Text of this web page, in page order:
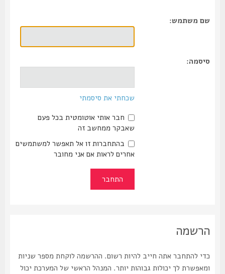
שם משתמש:
סיסמה:
שכחתי את סיסמתי
חבר אותי אוטומטית בכל פעם
שאבקר ממחשב זה
בהתחברות זו אל תאפשר למשתמשים
אחרים לראות אם אני מחובר
הרשמה
כדי להתחבר אתה חייב להיות רשום. ההרשמה לוקחת מספר שניות
ומאפשרת לך יכולות גבוהות יותר. המנהל הראשי של המערכת יכול